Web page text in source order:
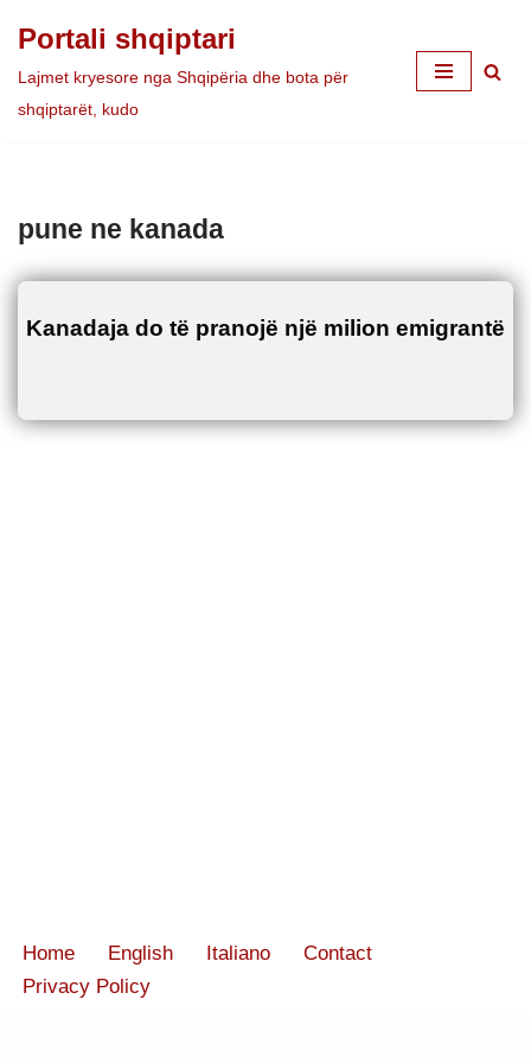
Skip
to
Portali shqiptari
Lajmet kryesore nga Shqipëria dhe bota për
shqiptarët, kudo
pune ne kanada
Kanadaja do të pranojë një milion emigrantë
Home English Italiano
Contact
Privacy Policy